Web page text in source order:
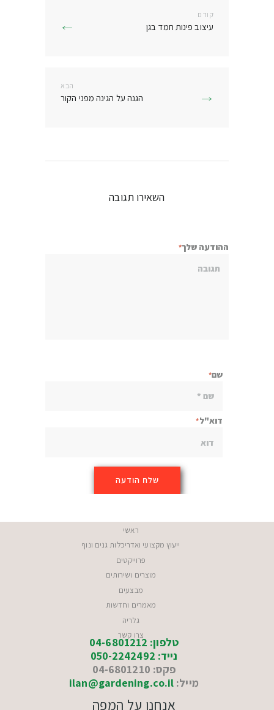
קודם
הקודם:
עיצוב פינות חמד בגן
הבא
הגנה על הגינה מפני הקור
השאירו תגובה
ההודעה שלך
שם
דוא"ל
ראשי
ייעוץ מקצועי ואדריכלות גנים ונוף
פרוייקטים
מוצרים ושירותים
מבצעים
מאמרים וחדשות
גלריה
צרו קשר
טלפון: 04-6801212
נייד: 050-2242492
פקס: 04-6801210
מייל: ilan@gardening.co.il
אנחנו על המפה